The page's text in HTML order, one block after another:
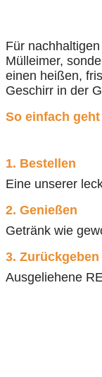
Für
Mülleimer,
einen heißen,
Geschirr in der
So einfach geht
1. Bestellen
Eine unserer
2. Genießen
Getränk wie
3. Zurückgeben
Ausgeliehene